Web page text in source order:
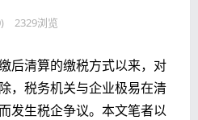
2329浏览
后清算的缴税方式以来，对
，税务机关与企业极易在清
发生税企争议。本文笔者以